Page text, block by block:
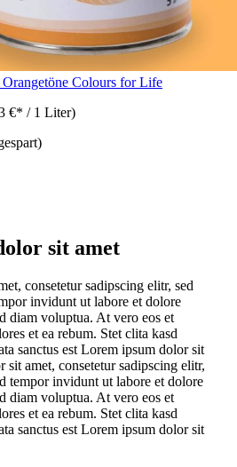
Colours for Life
€* / 1 Liter)
sit amet
consetetur sadipscing elitr, sed
invidunt ut labore et dolore
diam voluptua. At vero eos et
et ea rebum. Stet clita kasd
sanctus est Lorem ipsum dolor sit
sit amet, consetetur sadipscing elitr,
tempor invidunt ut labore et dolore
diam voluptua. At vero eos et
et ea rebum. Stet clita kasd
sanctus est Lorem ipsum dolor sit